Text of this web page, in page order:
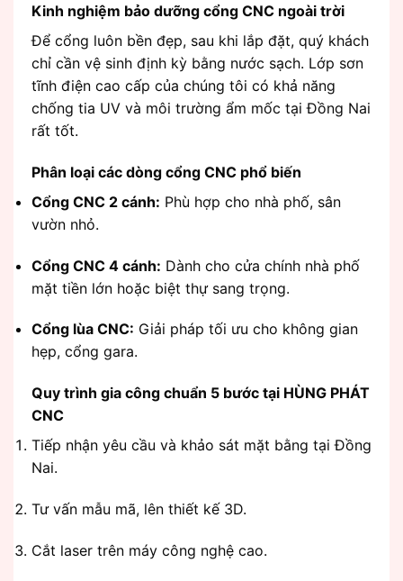
Kinh nghiệm bảo dưỡng cổng CNC ngoài trời
Để cổng luôn bền đẹp, sau khi lắp đặt, quý khách
chỉ cần vệ sinh định kỳ bằng nước sạch. Lớp sơn
tĩnh điện cao cấp của chúng tôi có khả năng
chống tia UV và môi trường ẩm mốc tại Đồng Nai
rất tốt.
Phân loại các dòng cổng CNC phổ biến
Cổng CNC 2 cánh: Phù hợp cho nhà phố, sân
vườn nhỏ.
Cổng CNC 4 cánh: Dành cho cửa chính nhà phố
mặt tiền lớn hoặc biệt thự sang trọng.
Cổng lùa CNC: Giải pháp tối ưu cho không gian
hẹp, cổng gara.
Quy trình gia công chuẩn 5 bước tại HÙNG PHÁT
CNC
Tiếp nhận yêu cầu và khảo sát mặt bằng tại Đồng
Nai.
Tư vấn mẫu mã, lên thiết kế 3D.
Cắt laser trên máy công nghệ cao.